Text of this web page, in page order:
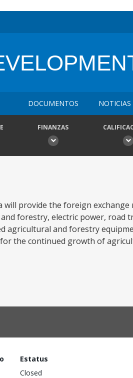
DOCUMENTOS
FINANZAS
provide the foreign
forestry, electric power, road
agricultural and forestry
the continued growth of
Estatus
Closed